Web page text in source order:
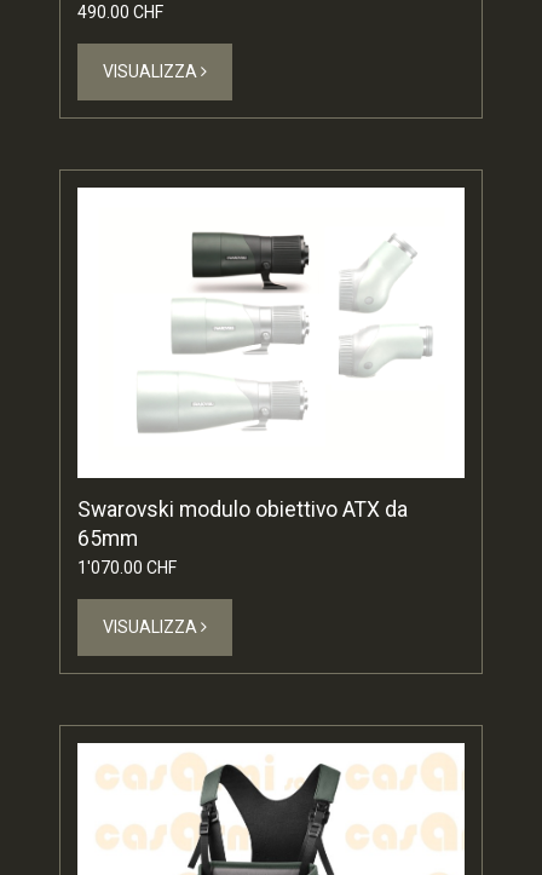
490.00 CHF
VISUALIZZA
Swarovski modulo obiettivo ATX da
65mm
1'070.00 CHF
VISUALIZZA